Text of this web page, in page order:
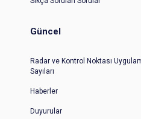
Güncel
Radar ve Kontrol Noktası
Sayıları
Haberler
Duyurular